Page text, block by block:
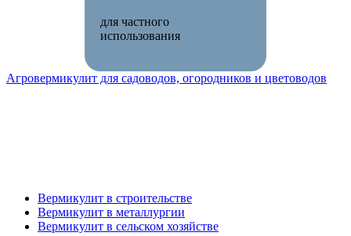
для частного
использования
Агровермикулит для садоводов, огородников и цветоводов
Вермикулит в строительстве
Вермикулит в металлургии
Вермикулит в сельском хозяйстве